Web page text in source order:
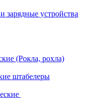
зарядные устройства
(Рокла, рохла)
штабелеры